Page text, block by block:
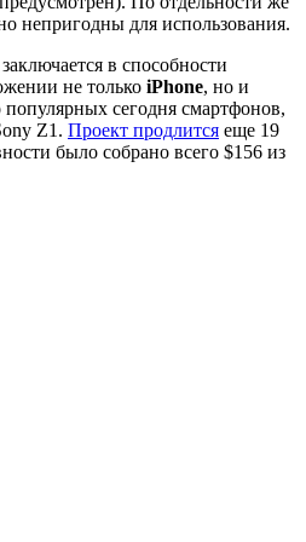
непригодны для использования.
заключается в способности
не только iPhone, но и
сегодня смартфонов,
Z1. Проект продлится еще 19
было собрано всего $156 из